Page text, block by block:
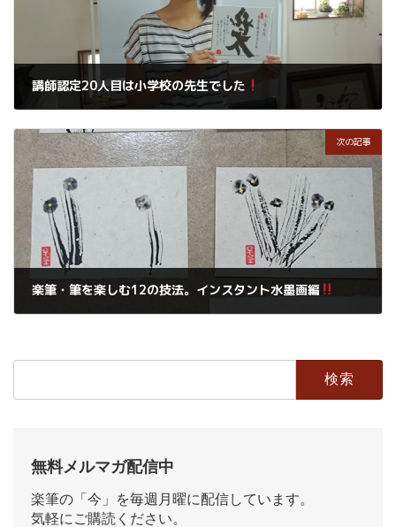
講師認定20人目は小学校の先生でした
次の記事
楽筆・筆を楽しむ12の技法。インスタント水墨画編
無料メルマガ配信中
楽筆の「今」を毎週月曜に配信しています。
気軽にご購読ください。